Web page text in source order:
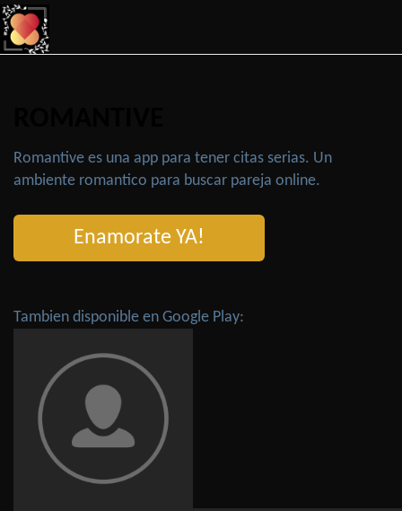
Romantive es una app para tener citas serias. Un
ambiente romantico para buscar pareja online.
Enamorate YA!
Tambien disponible en Google Play: